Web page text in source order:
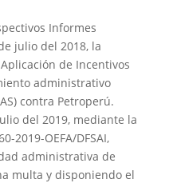
Informes
julio del 2018, la
de Incentivos
administrativo
contra Petroperú.
del 2019, mediante la
2019-OEFA/DFSAI,
administrativa de
multa y disponiendo el